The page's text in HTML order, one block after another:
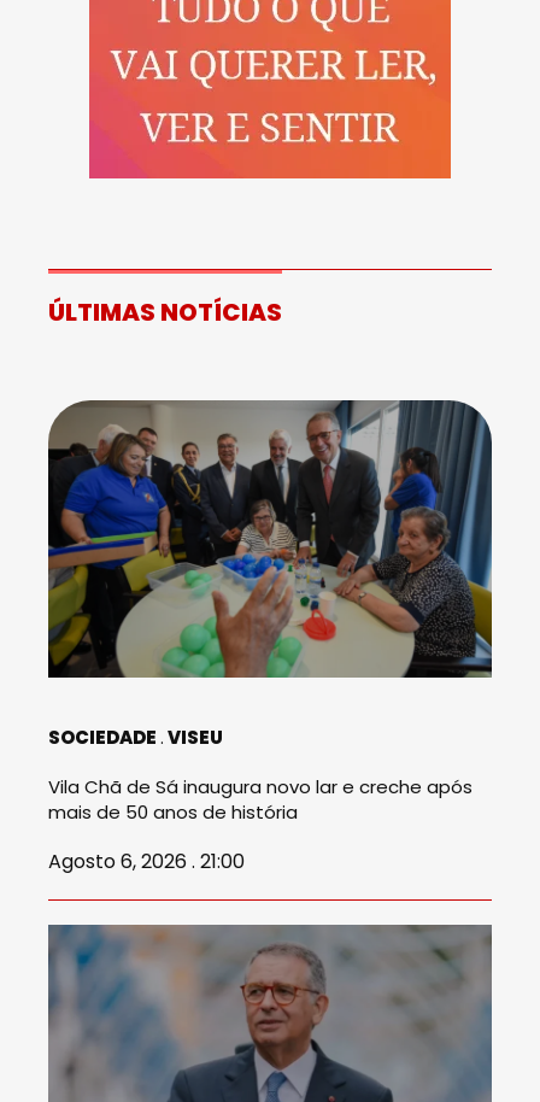
ÚLTIMAS NOTÍCIAS
SOCIEDADE VISEU
Vila Chã de Sá inaugura novo lar e creche após
mais de 50 anos de história
Agosto 6, 2026 . 21:00